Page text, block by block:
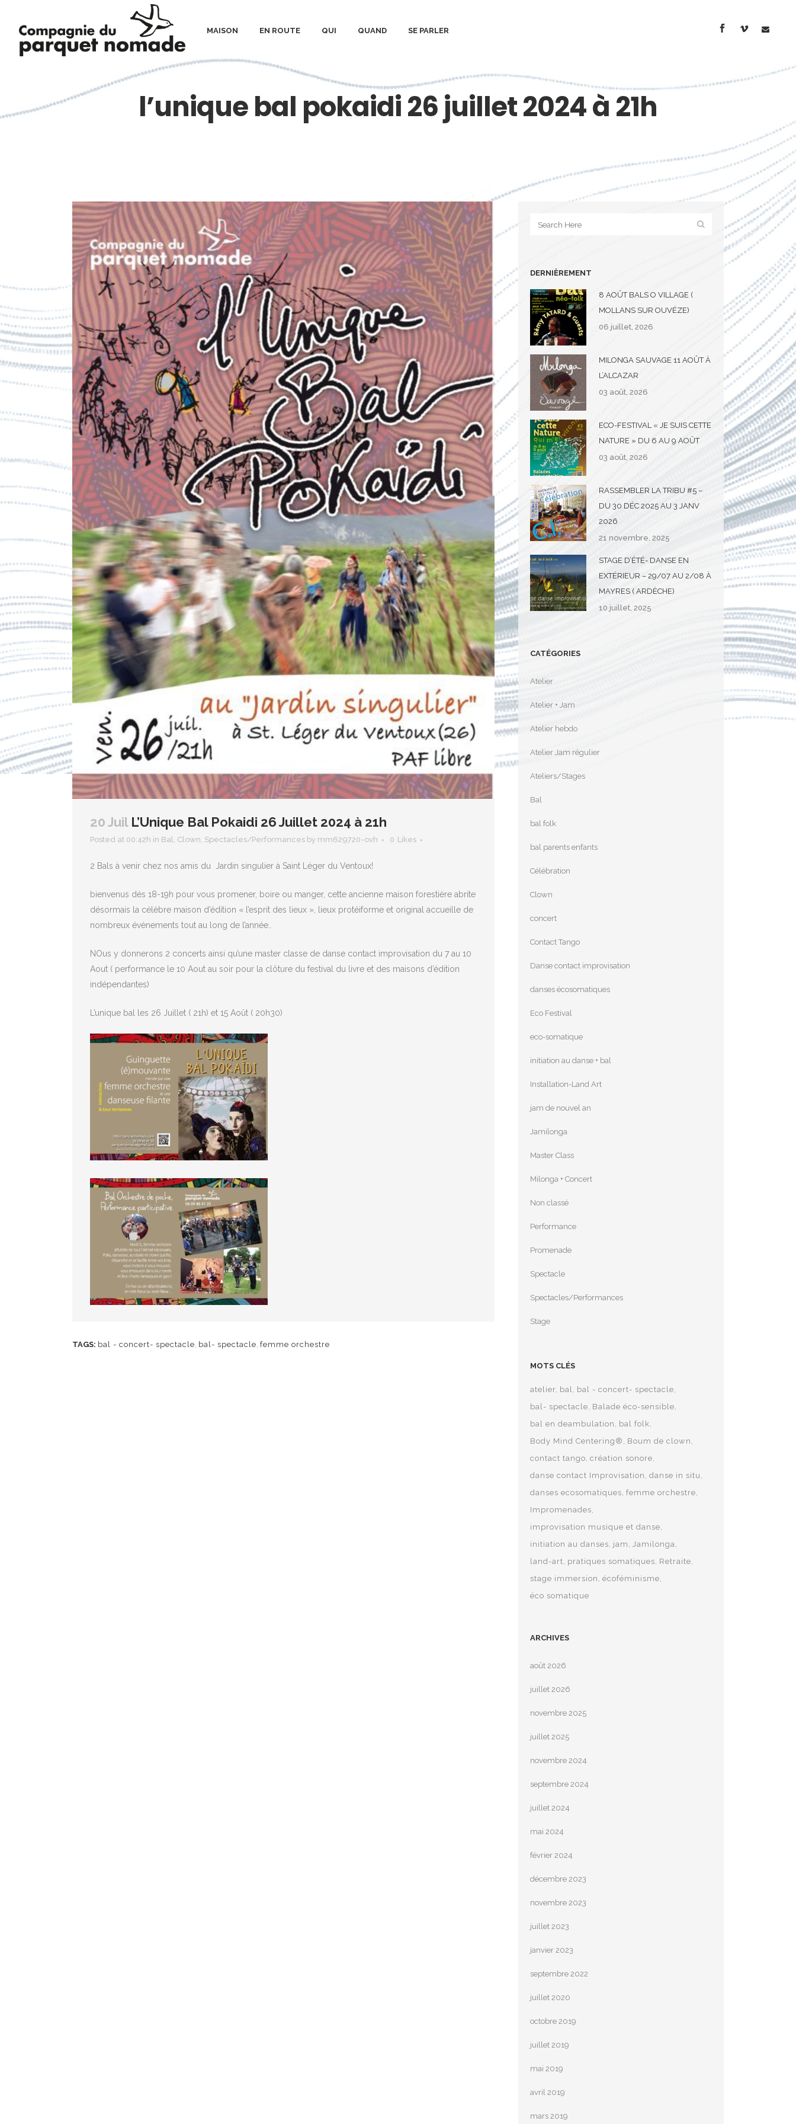
MAISON EN ROUTE QUI QUAND SE PARLER
l’unique bal pokaidi 26 juillet 2024 à 21h
20 JuilL’Unique Bal Pokaidi 26 Juillet 2024 à 21h
Posted at 00:42h in Bal, Clown, Spectacles/Performances by mm629720-ovh 0 Likes
2 Bals à venir chez nos amis du Jardin singulier à Saint Léger du Ventoux!
bienvenus dés 18-19h pour vous promener, boire ou manger, cette ancienne maison forestière abrite
désormais la célèbre maison d’édition « l’esprit des lieux », lieux protéiforme et original accueille de
nombreux évènements tout au long de l’année..
NOus y donnerons 2 concerts ainsi qu’une master classe de danse contact improvisation du 7 au 10
Aout ( performance le 10 Aout au soir pour la clôture du festival du livre et des maisons d’édition
indépendantes)
L’unique bal les 26 Juillet ( 21h) et 15 Août ( 20h30)
TAGS: bal - concert- spectacle, bal- spectacle, femme orchestre
DERNIÈREMENT
8 AOÛT BALS O VILLAGE (
MOLLANS SUR OUVÉZE)
06 juillet, 2026
MILONGA SAUVAGE 11 AOÛT À
L’ALCAZAR
03 août, 2026
ECO-FESTIVAL « JE SUIS CETTE
NATURE » DU 6 AU 9 AOÛT
03 août, 2026
RASSEMBLER LA TRIBU #5 –
DU 30 DÉC 2025 AU 3 JANV
2026
21 novembre, 2025
STAGE D’ÉTÉ- DANSE EN
EXTÉRIEUR – 29/07 AU 2/08 À
MAYRES ( ARDÈCHE)
10 juillet, 2025
CATÉGORIES
Atelier
Atelier + Jam
Atelier hebdo
Atelier Jam régulier
Ateliers/Stages
Bal
bal folk
bal parents enfants
Célébration
Clown
concert
Contact Tango
Danse contact improvisation
danses écosomatiques
Eco Festival
eco-somatique
initiation au danse + bal
Installation-Land Art
jam de nouvel an
Jamilonga
Master Class
Milonga + Concert
Non classé
Performance
Promenade
Spectacle
Spectacles/Performances
Stage
MOTS CLÉS
atelier bal
bal - concert- spectacle
bal- spectacle Balade éco-sensible
bal en deambulation
bal folk
Body Mind Centering®
Boum de clown
contact tango création sonore
danse contact Improvisation
danse in situ
danses ecosomatiques femme orchestre
Impromenades
improvisation musique et danse
initiation au danses jam
Jamilonga
land-art pratiques somatiques Retraite
stage immersion
écoféminisme
éco somatique
ARCHIVES
août 2026
juillet 2026
novembre 2025
juillet 2025
novembre 2024
septembre 2024
juillet 2024
mai 2024
février 2024
décembre 2023
novembre 2023
juillet 2023
janvier 2023
septembre 2022
juillet 2020
octobre 2019
juillet 2019
mai 2019
avril 2019
mars 2019